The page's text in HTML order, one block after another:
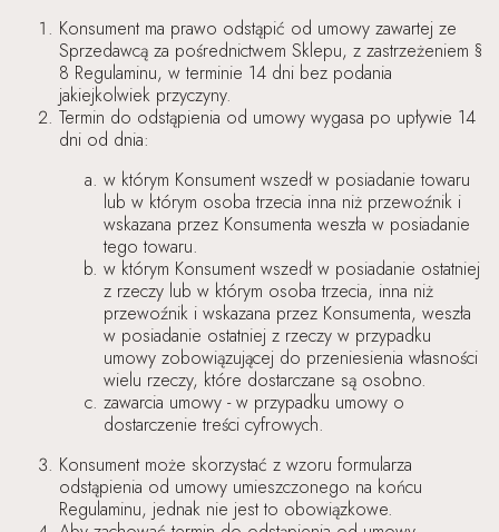
Konsument ma prawo odstąpić od umowy zawartej ze
Sprzedawcą za pośrednictwem Sklepu, z zastrzeżeniem §
8 Regulaminu, w terminie 14 dni bez podania
jakiejkolwiek przyczyny.
Termin do odstąpienia od umowy wygasa po upływie 14
dni od dnia:
w którym Konsument wszedł w posiadanie towaru
lub w którym osoba trzecia inna niż przewoźnik i
wskazana przez Konsumenta weszła w posiadanie
tego towaru.
w którym Konsument wszedł w posiadanie ostatniej
z rzeczy lub w którym osoba trzecia, inna niż
przewoźnik i wskazana przez Konsumenta, weszła
w posiadanie ostatniej z rzeczy w przypadku
umowy zobowiązującej do przeniesienia własności
wielu rzeczy, które dostarczane są osobno.
zawarcia umowy - w przypadku umowy o
dostarczenie treści cyfrowych.
Konsument może skorzystać z wzoru formularza
odstąpienia od umowy umieszczonego na końcu
Regulaminu, jednak nie jest to obowiązkowe.